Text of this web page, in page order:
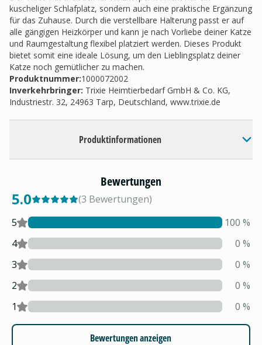
kuscheliger Schlafplatz, sondern auch eine praktische Ergänzung
für das Zuhause. Durch die verstellbare Halterung passt er auf
alle gängigen Heizkörper und kann je nach Vorliebe deiner Katze
und Raumgestaltung flexibel platziert werden. Dieses Produkt
bietet somit eine ideale Lösung, um den Lieblingsplatz deiner
Katze noch gemütlicher zu machen.
Produktnummer:1000072002
Inverkehrbringer: Trixie Heimtierbedarf GmbH & Co. KG,
Industriestr. 32, 24963 Tarp, Deutschland, www.trixie.de
Produktinformationen
Bewertungen
5.0 (3 Bewertungen)
5
100 %
4
0 %
3
0 %
2
0 %
1
0 %
Bewertungen anzeigen